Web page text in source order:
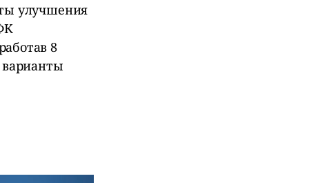
улучшения
8
варианты